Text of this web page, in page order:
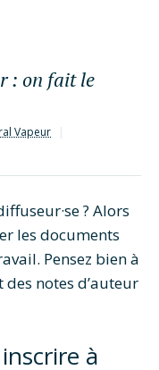
: on fait le
Vapeur
? Alors
les documents
Pensez bien à
notes d’auteur
à